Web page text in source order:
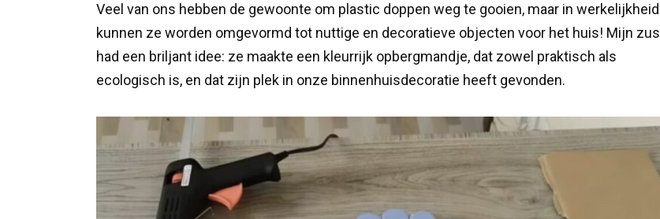
Veel van ons hebben de gewoonte om plastic doppen weg te gooien, maar in werkelijkheid
kunnen ze worden omgevormd tot nuttige en decoratieve objecten voor het huis! Mijn zus
had een briljant idee: ze maakte een kleurrijk opbergmandje, dat zowel praktisch als
ecologisch is, en dat zijn plek in onze binnenhuisdecoratie heeft gevonden.